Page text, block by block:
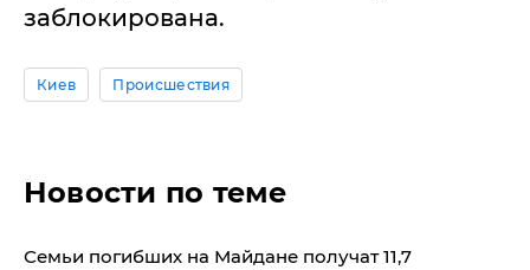
заблокирована.
Киев Происшествия
Новости по теме
Семьи погибших на Майдане получат 11,7